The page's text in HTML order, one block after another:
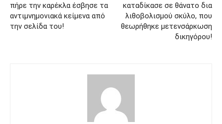
πήρε την καρέκλα έσβησε τα
αντιμνημονιακά κείμενα από
την σελίδα του!
καταδίκασε σε θάνατο δια
λιθοβολισμού σκύλο, που
θεωρήθηκε μετενσάρκωση
δικηγόρου!